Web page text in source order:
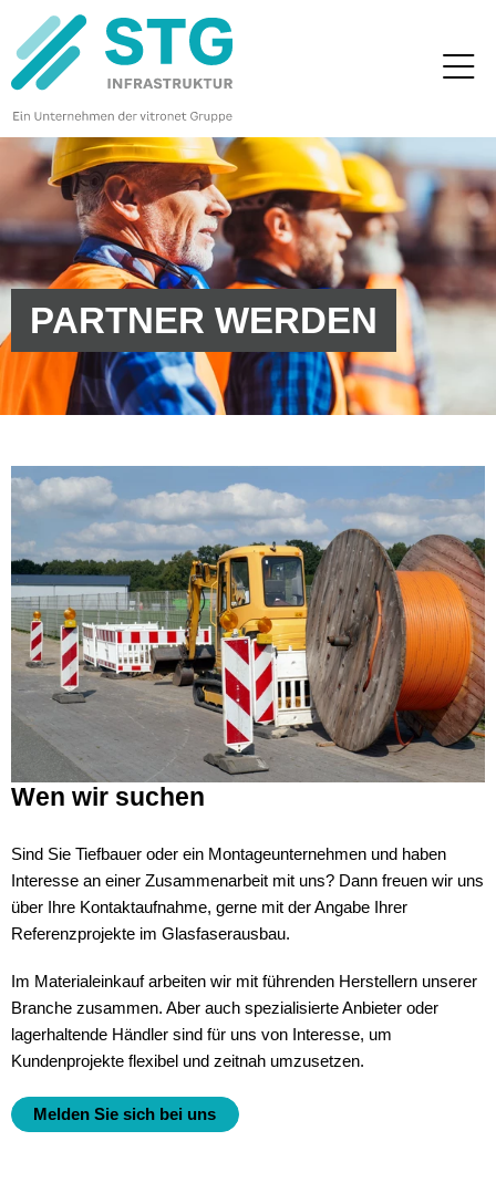
PARTNER WERDEN
Wen wir suchen
Sind Sie Tiefbauer oder ein Montageunternehmen und haben
Interesse an einer Zusammenarbeit mit uns? Dann freuen wir uns
über Ihre Kontaktaufnahme, gerne mit der Angabe Ihrer
Referenzprojekte im Glasfaserausbau.
Im Materialeinkauf arbeiten wir mit führenden Herstellern unserer
Branche zusammen. Aber auch spezialisierte Anbieter oder
lagerhaltende Händler sind für uns von Interesse, um
Kundenprojekte flexibel und zeitnah umzusetzen.
Melden Sie sich bei uns